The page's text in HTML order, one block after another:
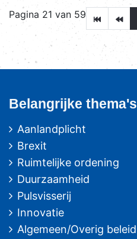
Pagina 21 van 59
Belangrijke thema's
Aanlandplicht
Brexit
Ruimtelijke ordening
Duurzaamheid
Pulsvisserij
Innovatie
Algemeen/Overig beleid